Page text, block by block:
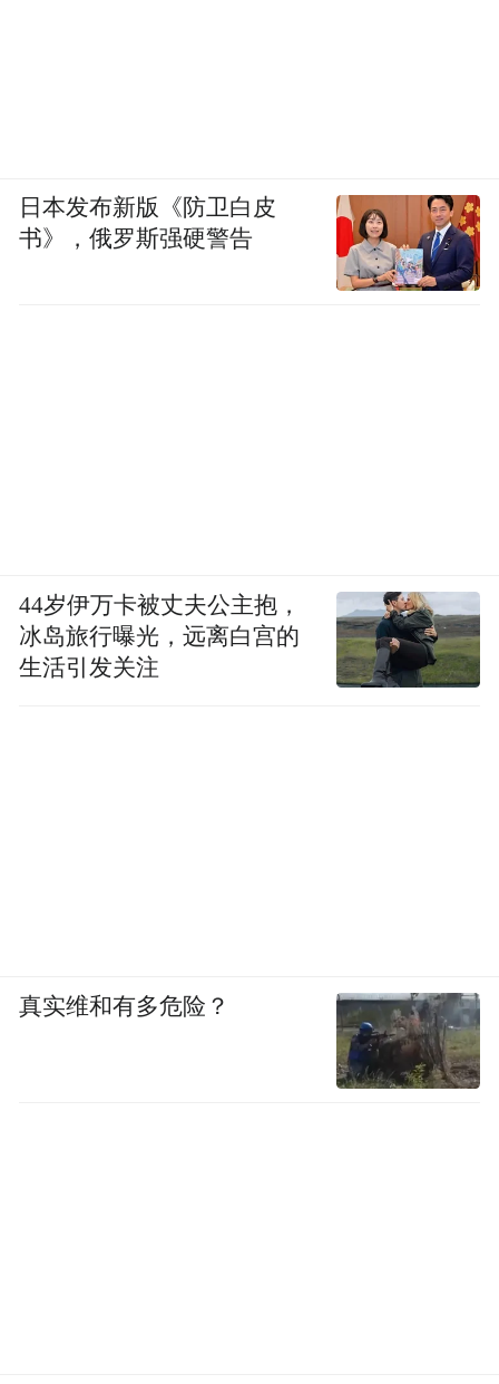
日本发布新版《防卫白皮
书》，俄罗斯强硬警告
44岁伊万卡被丈夫公主抱，
冰岛旅行曝光，远离白宫的
生活引发关注
真实维和有多危险？